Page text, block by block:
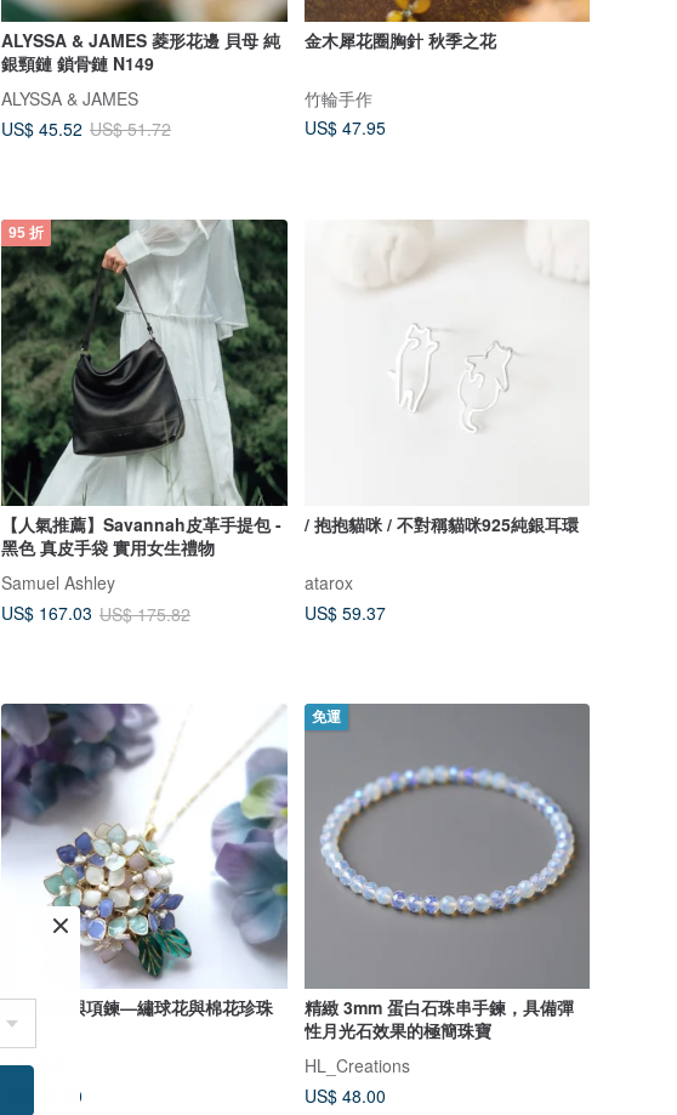
ALYSSA & JAMES 菱形花邊 貝母 純
銀頸鏈 鎖骨鏈 N149
ALYSSA & JAMES
US$ 45.52 US$ 51.72
金木犀花圈胸針 秋季之花
竹輪手作
US$ 47.95
95 折
【人氣推薦】Savannah皮革手提包 -
黑色 真皮手袋 實用女生禮物
Samuel Ashley
US$ 167.03 US$ 175.82
/ 抱抱貓咪 / 不對稱貓咪925純銀耳環
atarox
US$ 59.37
兩用胸針與項鍊—繡球花與棉花珍珠
竹輪手作
US$ 48.80
免運
精緻 3mm 蛋白石珠串手鍊，具備彈
性月光石效果的極簡珠寶
HL_Creations
US$ 48.00